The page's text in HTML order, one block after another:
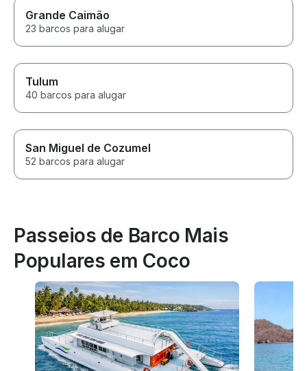
Grande Caimão
23 barcos para alugar
Tulum
40 barcos para alugar
San Miguel de Cozumel
52 barcos para alugar
Passeios de Barco Mais
Populares em Coco